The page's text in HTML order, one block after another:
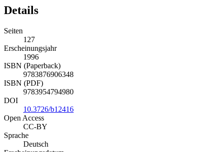
Details
Seiten
127
Erscheinungsjahr
1996
ISBN (Paperback)
9783876906348
ISBN (PDF)
9783954794980
DOI
10.3726/b12416
Open Access
CC-BY
Sprache
Deutsch